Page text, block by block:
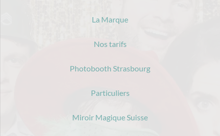
La Marque
Nos tarifs
Photobooth Strasbourg
Particuliers
Miroir Magique Suisse